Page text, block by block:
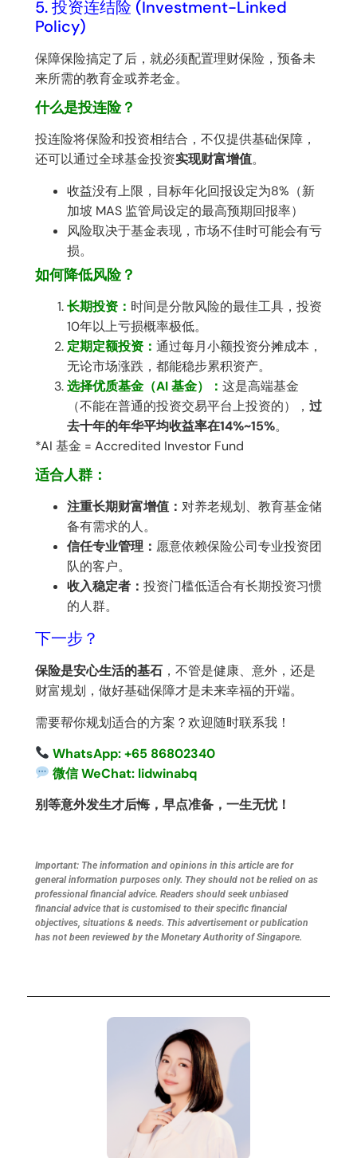
5. 投资连结险 (Investment-Linked
Policy)
保障保险搞定了后，就必须配置理财保险，预备未
来所需的教育金或养老金。
什么是投连险？
投连险将保险和投资相结合，不仅提供基础保障，
还可以通过全球基金投资实现财富增值。
收益没有上限，目标年化回报设定为8%（新
加坡 MAS 监管局设定的最高预期回报率）
风险取决于基金表现，市场不佳时可能会有亏
损。
如何降低风险？
长期投资： 时间是分散风险的最佳工具，投资
10年以上亏损概率极低。
定期定额投资： 通过每月小额投资分摊成本，
无论市场涨跌，都能稳步累积资产。
选择优质基金（AI 基金）： 这是高端基金
（不能在普通的投资交易平台上投资的）， 过
去十年的年华平均收益率在14%~15%。
*AI 基金 = Accredited Investor Fund
适合人群：
注重长期财富增值： 对养老规划、教育基金储
备有需求的人。
信任专业管理： 愿意依赖保险公司专业投资团
队的客户。
收入稳定者： 投资门槛低适合有长期投资习惯
的人群。
下一步？
保险是安心生活的基石 ，不管是健康、意外，还是
财富规划，做好基础保障才是未来幸福的开端。
需要帮你规划适合的方案？欢迎随时联系我！
WhatsApp: +65 86802340
微信 WeChat: lidwinabq
别等意外发生才后悔，早点准备，一生无忧！
Important: The information and opinions in this article are for
general information purposes only. They should not be relied on as
professional financial advice. Readers should seek unbiased
financial advice that is customised to their specific financial
objectives, situations & needs. This advertisement or publication
has not been reviewed by the Monetary Authority of Singapore.